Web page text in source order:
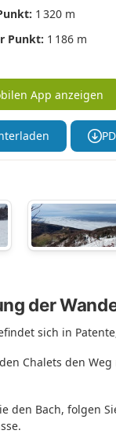
1 320 m
Punkt: 1 186 m
App anzeigen
der
sich in
Chalets den
den Bach, folgen